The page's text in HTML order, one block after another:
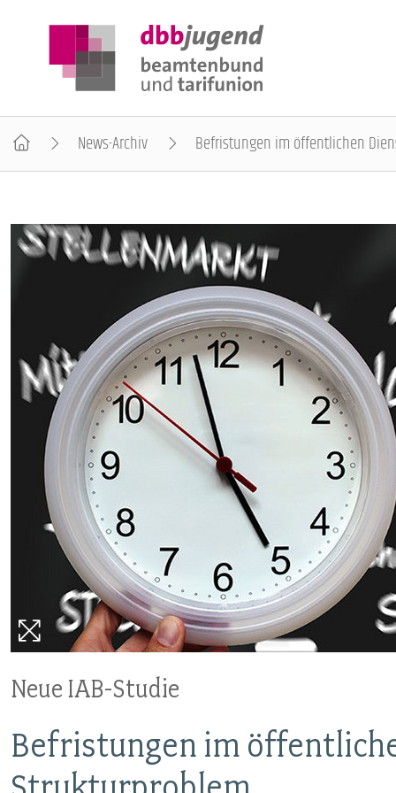
POSITIONEN
AUSBILDUNGSINFORMATIONEN
INTERNATIONALES
VERANSTALTUNGEN UND SEMINARE
MITGLIEDSCHAFT & SERVICE
News-Archiv Befristungen im öffentlichen
Neue IAB-Studie
Befristungen im